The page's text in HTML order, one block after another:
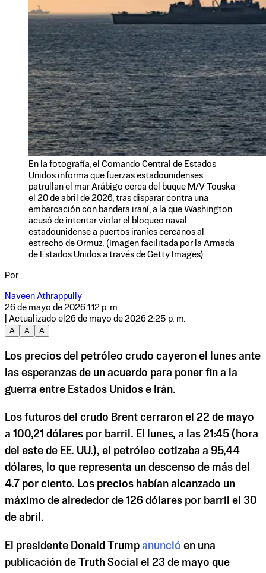
En la fotografía, el Comando Central de Estados
Unidos informa que fuerzas estadounidenses
patrullan el mar Arábigo cerca del buque M/V Touska
el 20 de abril de 2026, tras disparar contra una
embarcación con bandera iraní, a la que Washington
acusó de intentar violar el bloqueo naval
estadounidense a puertos iraníes cercanos al
estrecho de Ormuz. (Imagen facilitada por la Armada
de Estados Unidos a través de Getty Images).
Por
Naveen Athrappully
26 de mayo de 2026 1:12 p. m.
| Actualizado el 26 de mayo de 2026 2:25 p. m.
A
A A
Los precios del petróleo crudo cayeron el lunes ante
las esperanzas de un acuerdo para poner fin a la
guerra entre Estados Unidos e Irán.
Los futuros del crudo Brent cerraron el 22 de mayo
a 100,21 dólares por barril. El lunes, a las 21:45 (hora
del este de EE. UU.), el petróleo cotizaba a 95,44
dólares, lo que representa un descenso de más del
4.7 por ciento. Los precios habían alcanzado un
máximo de alrededor de 126 dólares por barril el 30
de abril.
El presidente Donald Trump anunció en una
publicación de Truth Social el 23 de mayo que